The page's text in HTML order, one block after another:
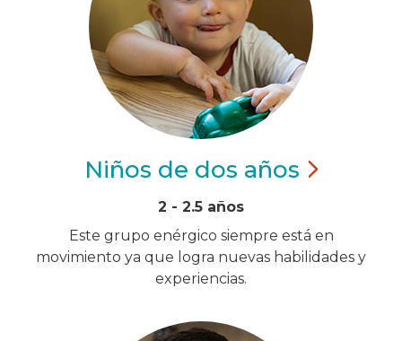
Niños de dos años
2 - 2.5 años
Este grupo enérgico siempre está en
movimiento ya que logra nuevas habilidades y
experiencias.